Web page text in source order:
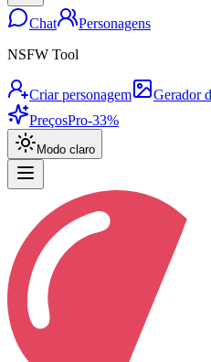
Chat
Personagens
NSFW Tool
Criar personagem Gerador
PreçosPro-33%
Modo claro